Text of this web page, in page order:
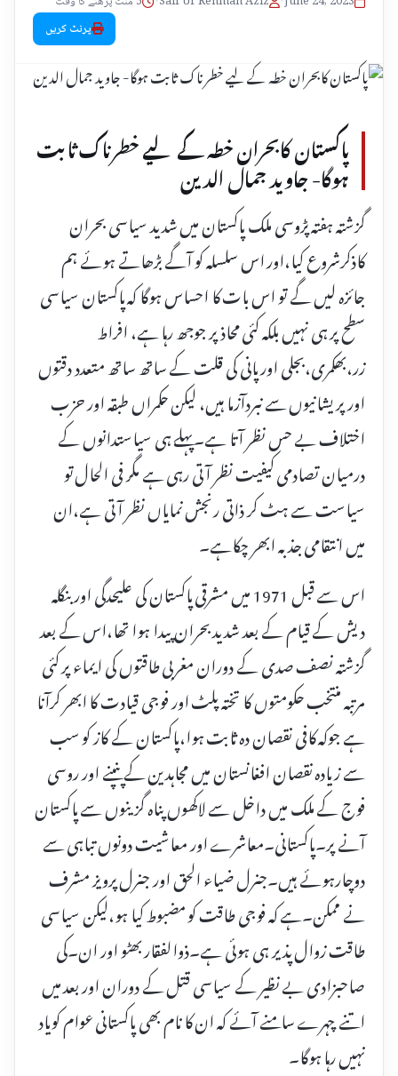
پرنٹ کریں
پاکستان کابحران خطہ کے لیے خطرناک ثابت
ہوگا- جاوید جمال الدین
گزشتہ ہفتہ پڑوسی ملک پاکستان میں شدید سیاسی بحران
کاذکرشروع کیا،اور اس سلسلہ کو آگے بڑھاتے ہوئے ہم
جائزہ لیں گے تو اس بات کا احساس ہوگا کہ پاکستان سیاسی
سطح پر ہی نہیں بلکہ کئی محاذ پر جوجھ رہا ہے، افراط
زر،بھکمری،بجلی اور پانی کی قلت کے ساتھ ساتھ متعدد دقتوں
اور پریشانیوں سے نبردآزما ہیں، لیکن حکمراں طبقہ اور حزب
اختلاف بے حس نظر آتا ہے۔پہلے ہی سیاستدانوں کے
درمیان تصادمی کیفیت نظر آتی رہی ہے مگر فی الحال تو
سیاست سے ہٹ کر ذاتی رنجش نمایاں نظر آتی ہے،ان
میں انتقامی جذبہ ابھر چکاہے۔
اس سے قبل 1971 میں مشرقی پاکستان کی علیحدگی اور بنگلہ
دیش کے قیام کے بعد شدید بحران پیدا ہوا تھا،اس کے بعد
گزشتہ نصف صدی کے دوران مغربی طاقتوں کی ایماء پر کئی
مرتبہ منتخب حکومتوں کا تختہ پلٹ اور فوجی قیادت کا ابھر کرآنا
ہے جوکہ کافی نقصان دہ ثابت ہوا،پاکستان کے کاز کو سب
سے زیادہ نقصان افغانستان میں مجاہدین کے پنپنے اور روسی
فوج کے ملک میں داخل سے لاکھوں پناہ گزینوں سے پاکستان
آنے پر۔پاکستانی۔معاشرے اور معاشیت دونوں تباہی سے
دوچارہوئے ہیں۔جنرل ضیاء الحق اور جنرل پرویز مشرف
نے ممکن۔ہے کہ فوجی طاقت کو مضبوط کیا ہو،لیکن سیاسی
طاقت زوال پذیر ہی ہوئی ہے۔ذوالفقار بھٹو اور ان۔کی
صاحبزادی بے نظیر کے سیاسی قتل کے دوران اور بعد میں
اتنے چہرے سامنے آئے کہ ان کا نام بھی پاکستانی عوام کویاد
نہیں رہا ہوگا۔